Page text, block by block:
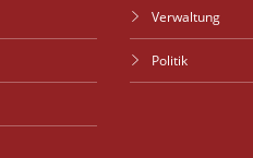
Verwaltung
Politik